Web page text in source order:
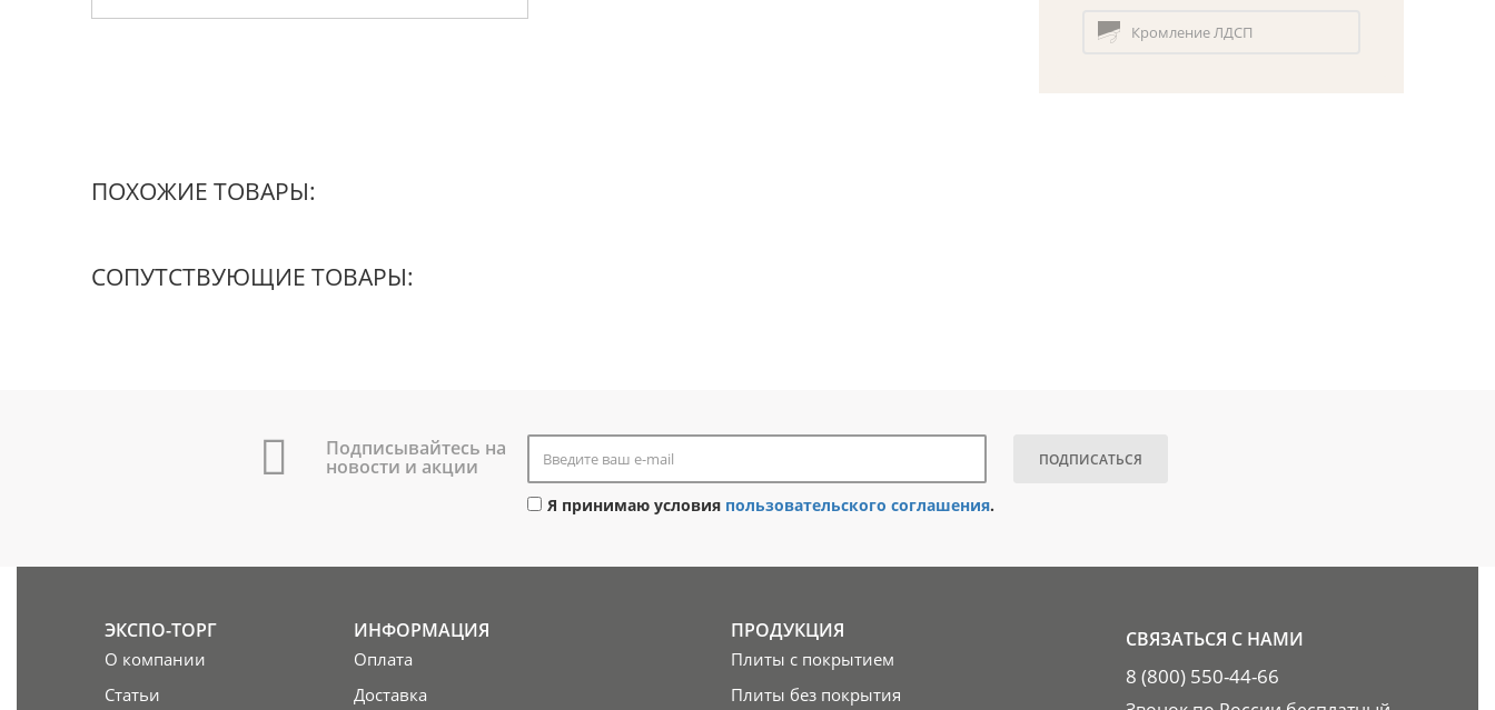
Кромление ЛДСП
ПОХОЖИЕ ТОВАРЫ:
СОПУТСТВУЮЩИЕ ТОВАРЫ:
Подписывайтесь на
новости и акции ПОДПИСАТЬСЯ
Я принимаю условия пользовательского соглашения.
ЭКСПО-ТОРГ
О компании
Статьи
ИНФОРМАЦИЯ
Оплата
Доставка
ПРОДУКЦИЯ
Плиты с покрытием
Плиты без покрытия
СВЯЗАТЬСЯ С НАМИ
8 (800) 550-44-66